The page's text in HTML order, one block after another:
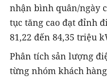
nhận bình quân/ngày
tục tăng cao đạt đỉnh
81,22 đến 84,35 triệu
Phân tích sản lượng
từng nhóm khách